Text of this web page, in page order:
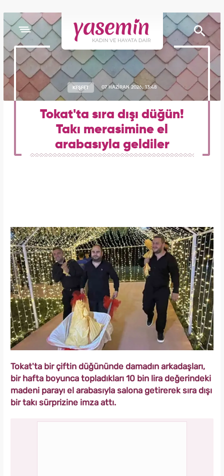
KEŞFET 07 HAZİRAN 2026, 13:48
Tokat'ta sıra dışı düğün!
Takı merasimine el
arabasıyla geldiler
Tokat'ta bir çiftin düğününde damadın arkadaşları,
bir hafta boyunca topladıkları 10 bin lira değerindeki
madeni parayı el arabasıyla salona getirerek sıra dışı
bir takı sürprizine imza attı.